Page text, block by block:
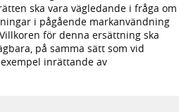
ska vara vägledande i fråga om
i pågående markanvändning
för denna ersättning ska
på samma sätt som vid
inrättande av